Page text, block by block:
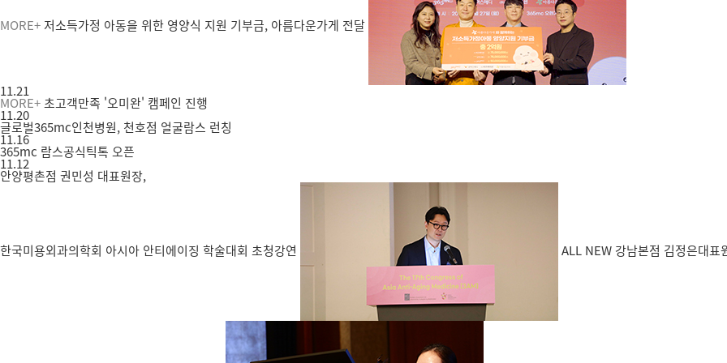
MORE+ 저소득가정 아동을 위한 영양식 지원 기부금, 아름다운가게 전달
11.21
MORE+초고객만족 '오미완' 캠페인 진행
11.20
글로벌365mc인천병원, 천호점 얼굴람스 런칭
11.16
365mc 람스공식틱톡 오픈
11.12
안양평촌점 권민성 대표원장,
한국미용외과의학회 아시아 안티에이징 학술대회 초청강연 ALL NEW 강남본점 김정은대표